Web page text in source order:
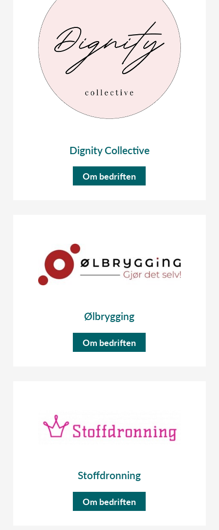
Dignity Collective
Om bedriften
Ølbrygging
Om bedriften
Stoffdronning
Om bedriften